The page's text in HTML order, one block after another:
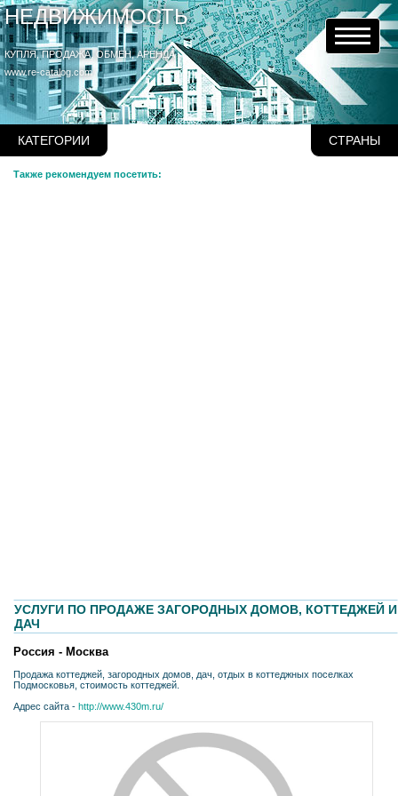
НЕДВИЖИМОСТЬ
КУПЛЯ, ПРОДАЖА, ОБМЕН, АРЕНДА
www.re-catalog.com
КАТЕГОРИИ СТРАНЫ
Также рекомендуем посетить:
УСЛУГИ ПО ПРОДАЖЕ ЗАГОРОДНЫХ ДОМОВ, КОТТЕДЖЕЙ И
ДАЧ
Россия - Москва
Продажа коттеджей, загородных домов, дач, отдых в коттеджных поселках
Подмосковья, стоимость коттеджей.
Адрес сайта - http://www.430m.ru/